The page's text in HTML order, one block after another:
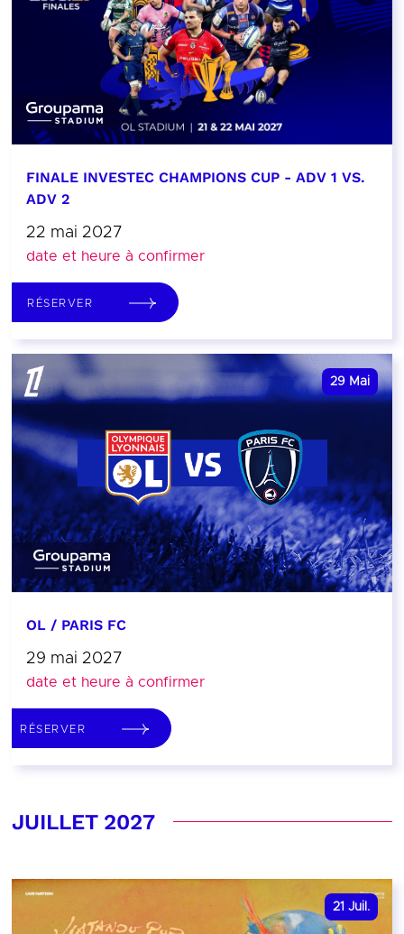
FINALE INVESTEC CHAMPIONS CUP - ADV 1 VS.
ADV 2
22 mai 2027
date et heure à confirmer
RÉSERVER
29 Mai
OL / PARIS FC
29 mai 2027
date et heure à confirmer
RÉSERVER
JUILLET 2027
21 Juil.